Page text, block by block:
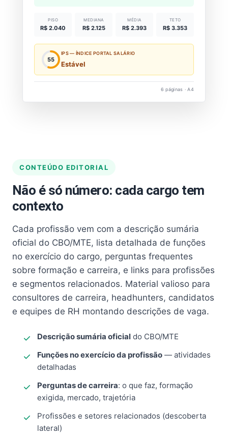
PISO
R$ 2.040
MEDIANA
R$ 2.125
MÉDIA
R$ 2.393
TETO
R$ 3.353
55
IPS — ÍNDICE PORTAL SALÁRIO
Estável
6 páginas · A4
CONTEÚDO EDITORIAL
Não é só número: cada cargo tem
contexto
Cada profissão vem com a descrição sumária
oficial do CBO/MTE, lista detalhada de funções
no exercício do cargo, perguntas frequentes
sobre formação e carreira, e links para profissões
e segmentos relacionados. Material valioso para
consultores de carreira, headhunters, candidatos
e equipes de RH montando descrições de vaga.
Descrição sumária oficial do CBO/MTE
Funções no exercício da profissão — atividades
detalhadas
Perguntas de carreira: o que faz, formação
exigida, mercado, trajetória
Profissões e setores relacionados (descoberta
lateral)